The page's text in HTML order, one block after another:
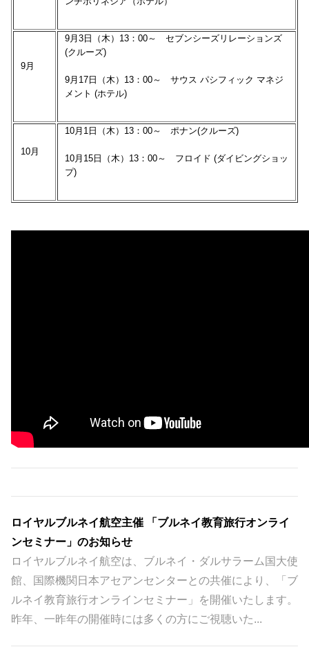
9月
9月3日（木）13：00～ セブンシーズリレーションズ
(クルーズ)
9月17日（木）13：00～ サウス パシフィック マネジ
メント (ホテル)
10月
10月1日（木）13：00～ ポナン(クルーズ)
10月15日（木）13：00～ フロイド (ダイビングショッ
プ)
ロイヤルブルネイ航空主催 「ブルネイ教育旅行オンライ
ンセミナー」のお知らせ
ロイヤルブルネイ航空は、ブルネイ・ダルサラーム国大使
館、国際機関日本アセアンセンターとの共催により、「ブ
ルネイ教育旅行オンラインセミナー」を開催いたします。
昨年、一昨年の開催時には多くの方にご視聴いた...